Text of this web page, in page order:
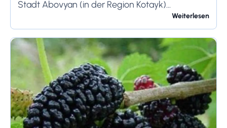
Stadt Abovyan (in der Region Kotayk)
veranstaltet. Während des Festivals präsentieren
professionelle Köche...
Weiterlesen